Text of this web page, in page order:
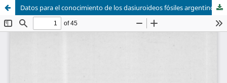
Datos para el conocimiento de los dasiuroideos fósiles argentinos